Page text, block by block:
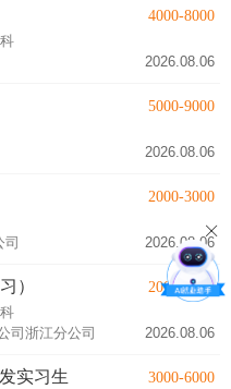
4000-8000
2026.08.06
5000-9000
2026.08.06
2000-3000
2026.08.06
）
司浙江分公司
2000-3000
2026.08.06
实习生 3000-6000